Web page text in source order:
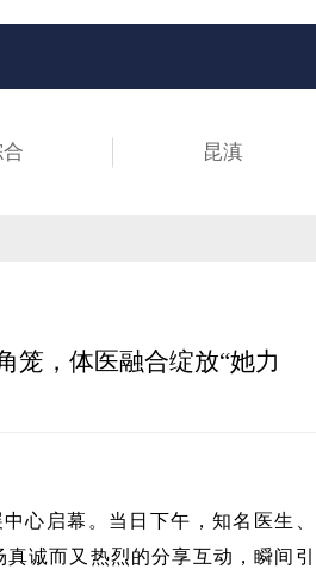
昆滇
笼，体医融合绽放“她力
心启幕。当日下午，知名医生、
诚而又热烈的分享互动，瞬间引